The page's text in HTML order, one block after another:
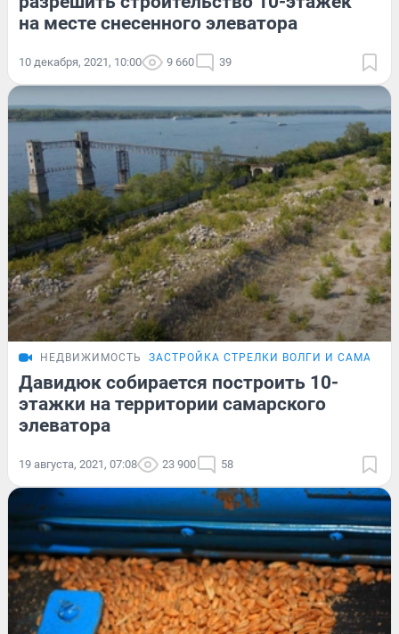
на месте снесенного элеватора
10 декабря, 2021, 10:00 9 660 39
НЕДВИЖИМОСТЬ ЗАСТРОЙКА СТРЕЛКИ ВОЛГИ И САМАРЫ
Давидюк собирается построить 10-
этажки на территории самарского
элеватора
19 августа, 2021, 07:08 23 900 58